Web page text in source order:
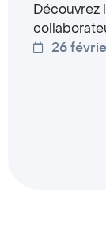
Découvrez
26